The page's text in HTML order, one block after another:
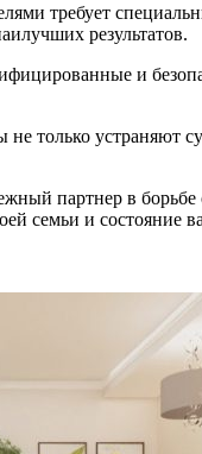
требует
результатов.
и
только устраняют
партнер в
семьи и